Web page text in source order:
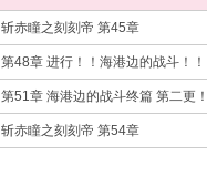
斩赤瞳之刻刻帝 第45章
第48章 进行！！海港边的战斗！
第51章 海港边的战斗终篇 第二更
斩赤瞳之刻刻帝 第54章